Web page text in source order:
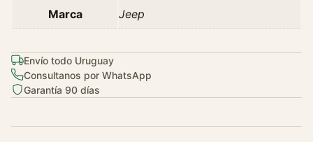
Marca Jeep
Envío todo Uruguay
Consultanos por WhatsApp
Garantía 90 días